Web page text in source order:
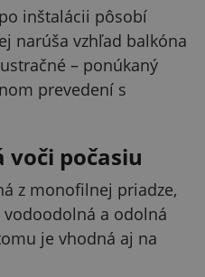
inštalácii pôsobí
narúša vzhľad balkóna
– ponúkaný
prevedení s
voči počasiu
z monofilnej priadze,
vodoodolná a odolná
je vhodná aj na